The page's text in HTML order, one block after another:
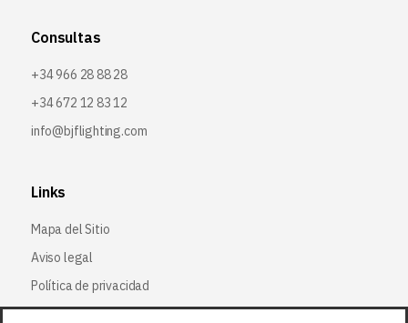
Consultas
+34 966 28 88 28
+34 672 12 83 12
info@bjflighting.com
Links
Mapa del Sitio
Aviso legal
Política de privacidad
Política de cookies